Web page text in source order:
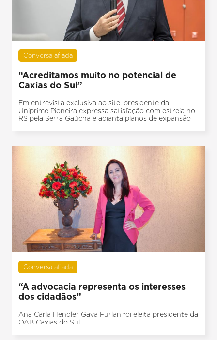
Conversa afiada
“Acreditamos muito no potencial de
Caxias do Sul”
Em entrevista exclusiva ao site, presidente da
Uniprime Pioneira expressa satisfação com estreia no
RS pela Serra Gaúcha e adianta planos de expansão
Conversa afiada
“A advocacia representa os interesses
dos cidadãos”
Ana Carla Hendler Gava Furlan foi eleita presidente da
OAB Caxias do Sul